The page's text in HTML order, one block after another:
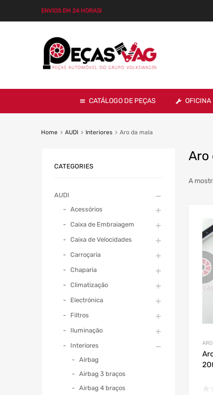
ENVIOS EM 24 HORAS!
CATÁLOGO DE PEÇAS OFICINA
Home AUDI Interiores Aro da mala
Aro
A
CATEGORIES
AUDI
Acessórios
Caixa de Embraiagem
Caixa de Velocidades
Carroçaria
Chaparia
Climatização
Electrónica
Filtros
Iluminação
Interiores
Airbag
Airbag 3 braços
Airbag 4 braços